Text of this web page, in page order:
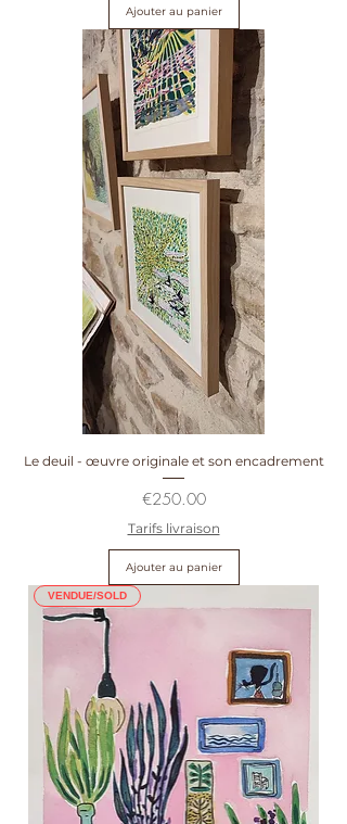
Ajouter au panier
Le deuil - œuvre originale et son encadrement
Prix
€250.00
Tarifs livraison
Ajouter au panier
VENDUE/SOLD